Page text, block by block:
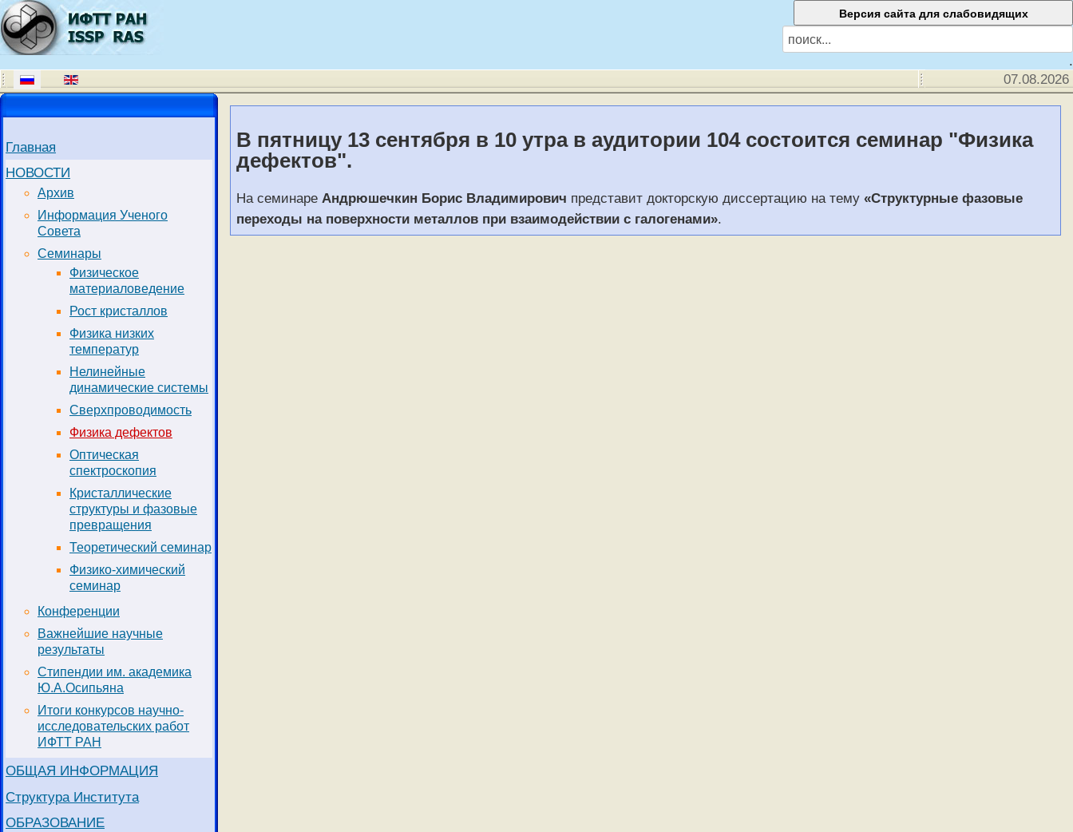
.
07.08.2026
Главная
НОВОСТИ
Архив
Информация Ученого
Совета
Семинары
Физическое
материаловедение
Рост кристаллов
Физика низких
температур
Нелинейные
динамические системы
Сверхпроводимость
Физика дефектов
Оптическая
спектроскопия
Кристаллические
структуры и фазовые
превращения
Теоретический семинар
Физико-химический
семинар
Конференции
Важнейшие научные
результаты
Стипендии им. академика
Ю.А.Осипьяна
Итоги конкурсов научно-
исследовательских работ
ИФТТ РАН
ОБЩАЯ ИНФОРМАЦИЯ
Структура Института
ОБРАЗОВАНИЕ
В пятницу 13 сентября в 10 утра в аудитории 104 состоится семинар "Физика
дефектов".
На семинаре Андрюшечкин Борис Владимирович представит докторскую диссертацию на тему «Структурные фазовые
переходы на поверхности металлов при взаимодействии с галогенами».